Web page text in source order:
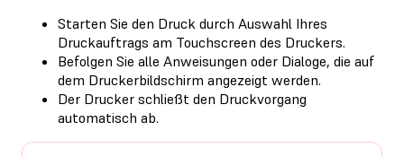
Starten Sie den Druck durch Auswahl Ihres
Druckauftrags am Touchscreen des Druckers.
Befolgen Sie alle Anweisungen oder Dialoge, die auf
dem Druckerbildschirm angezeigt werden.
Der Drucker schließt den Druckvorgang
automatisch ab.